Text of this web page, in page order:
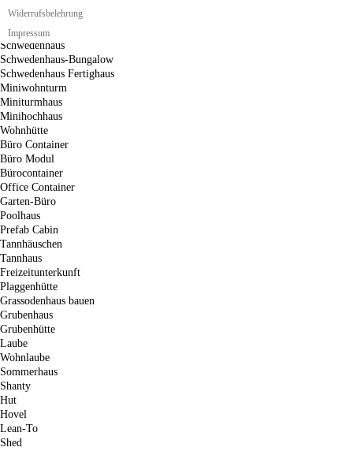
Widerrufsbelehrung
Impressum
Blockhaus
Gartenhaus
Schwedenhaus
Schwedenhaus-Bungalow
Schwedenhaus Fertighaus
Miniwohnturm
Miniturmhaus
Minihochhaus
Wohnhütte
Büro Container
Büro Modul
Bürocontainer
Office Container
Garten-Büro
Poolhaus
Prefab Cabin
Tannhäuschen
Tannhaus
Freizeitunterkunft
Plaggenhütte
Grassodenhaus bauen
Grubenhaus
Grubenhütte
Laube
Wohnlaube
Sommerhaus
Shanty
Hut
Hovel
Lean-To
Shed